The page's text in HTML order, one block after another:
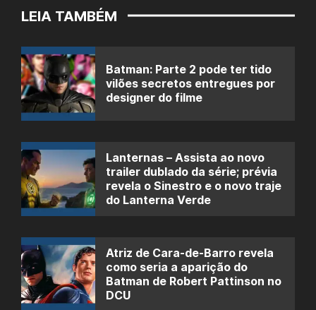
LEIA TAMBÉM
Batman: Parte 2 pode ter tido
vilões secretos entregues por
designer do filme
Lanternas – Assista ao novo
trailer dublado da série; prévia
revela o Sinestro e o novo traje
do Lanterna Verde
Atriz de Cara-de-Barro revela
como seria a aparição do
Batman de Robert Pattinson no
DCU